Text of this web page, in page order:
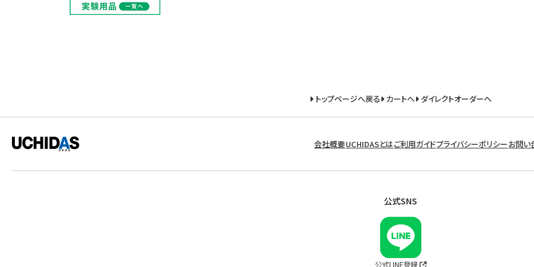
トップページへ戻る カートへ ダイレクトオーダーへ
会社概要UCHIDASとはご利用ガイドプライバシーポリシーお問い
公式SNS
公式LINE登録